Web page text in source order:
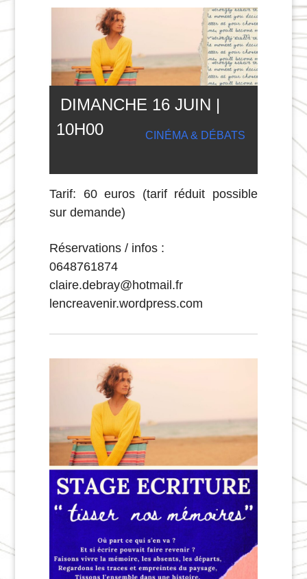
DIMANCHE 16 JUIN |
10H00 CINÉMA & DÉBATS
Tarif: 60 euros (tarif réduit possible
sur demande)
Réservations / infos :
0648761874
claire.debray@hotmail.fr
lencreavenir.wordpress.com